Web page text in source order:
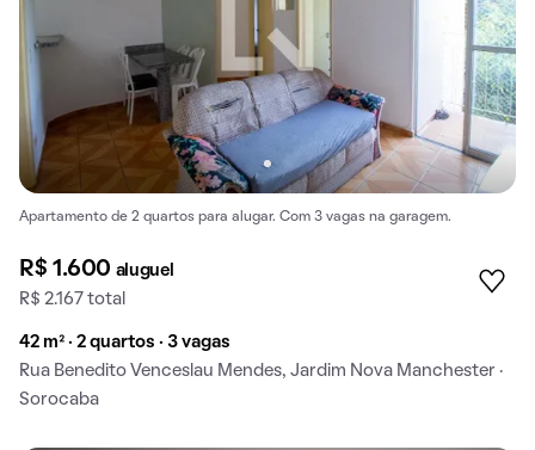
Apartamento de 2 quartos para alugar. Com 3 vagas na garagem.
R$ 1.600 aluguel
R$ 2.167 total
42 m² · 2 quartos · 3 vagas
Rua Benedito Venceslau Mendes, Jardim Nova Manchester ·
Sorocaba